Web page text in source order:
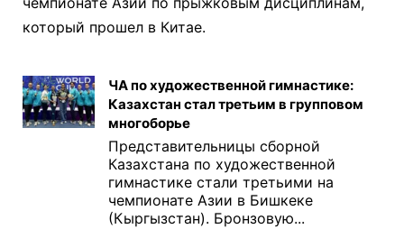
который прошел в Китае.
ЧА по художественной гимнастике:
Казахстан стал третьим в групповом
многоборье
Представительницы сборной
Казахстана по художественной
гимнастике стали третьими на
чемпионате Азии в Бишкеке
(Кыргызстан). Бронзовую...